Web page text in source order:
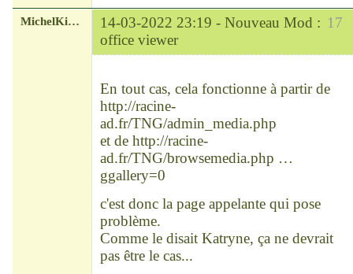
17
MichelKirsch 14-03-2022 23:19 - Nouveau Mod :
office viewer
En tout cas, cela fonctionne à partir de
http://racine-
ad.fr/TNG/admin_media.php
et de http://racine-
ad.fr/TNG/browsemedia.php …
ggallery=0
c'est donc la page appelante qui pose
problème.
Comme le disait Katryne, ça ne devrait
pas être le cas...